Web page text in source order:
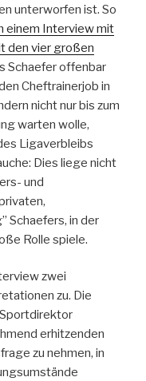
unterworfen ist. So
einem Interview mit
den vier großen
Schaefer offenbar
Cheftrainerjob in
nicht nur bis zum
warten wolle,
Ligaverbleibs
Dies liege nicht
und
Schaefers, in der
Rolle spiele.
zwei
zu. Die
erhitzenden
zu nehmen, in